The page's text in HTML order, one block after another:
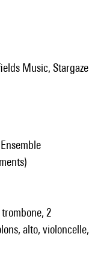
2
alto, violoncelle,